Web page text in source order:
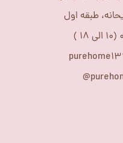
طبقه اول